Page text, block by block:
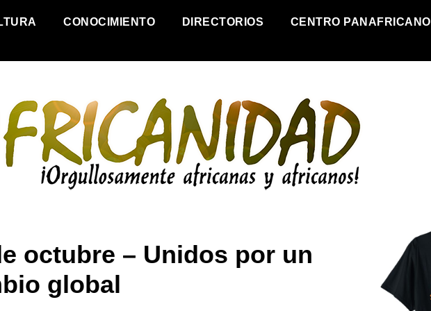
CONOCIMIENTO DIRECTORIOS CENTRO PANAFRICANO
octubre – Unidos por un
global